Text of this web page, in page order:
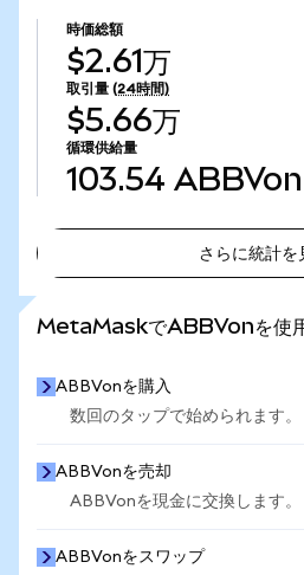
時価総額
$2.61万
取引量 (24時間)
$5.66万
循環供給量
103.54 ABBVon
さらに統計を
MetaMaskでABBVonを使
ABBVonを購入
数回のタップで始められます。
ABBVonを売却
ABBVonを現金に交換します。
ABBVonをスワップ